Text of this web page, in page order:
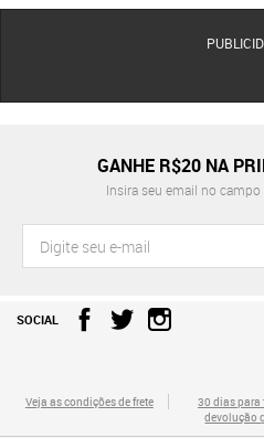
GANHE R$20 NA
Insira seu email no campo
SOCIAL
Veja as condições de frete
30 dias para
devolução